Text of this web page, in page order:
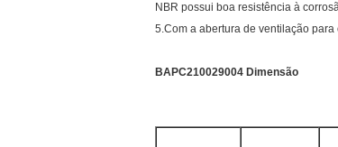
NBR possui boa resistência à
5.Com a abertura de ventilação
BAPC210029004 Dimensão